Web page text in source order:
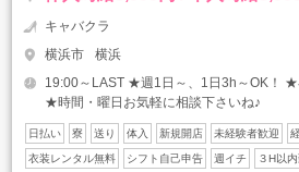
キャバクラ
横浜市
横浜
19:00～LAST ★週1日～、1日3h～OK！ ★
★時間・曜日お気軽に相談下さいね♪
日払い 寮 送り 体入 新規開店 未経験者歓迎
衣装レンタル無料 シフト自己申告 週イチ ３H以